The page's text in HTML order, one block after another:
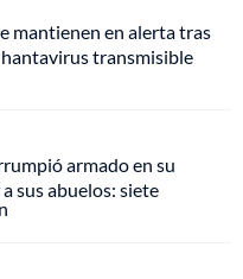
mantienen en alerta tras
transmisible
armado en su
sus abuelos: siete